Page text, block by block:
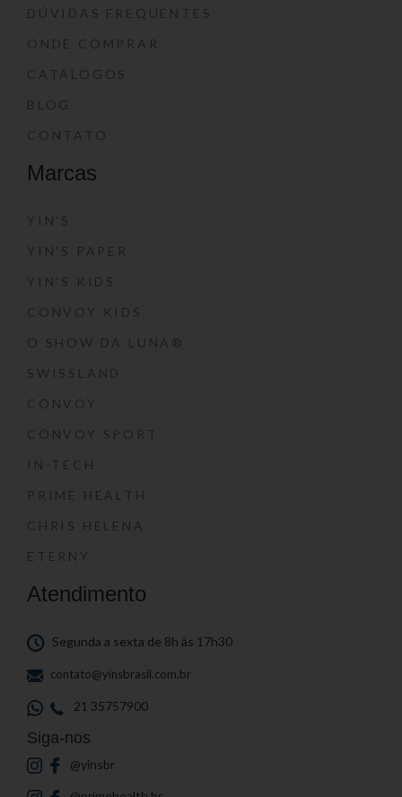
DÚVIDAS FREQUENTES
ONDE COMPRAR
CATÁLOGOS
BLOG
CONTATO
Marcas
YIN’S
YIN’S PAPER
YIN’S KIDS
CONVOY KIDS
O SHOW DA LUNA®
SWISSLAND
CONVOY
CONVOY SPORT
IN-TECH
PRIME HEALTH
CHRIS HELENA
ETERNY
Atendimento
Segunda a sexta de 8h às 17h30
contato@yinsbrasil.com.br
21 35757900
Siga-nos
@yinsbr